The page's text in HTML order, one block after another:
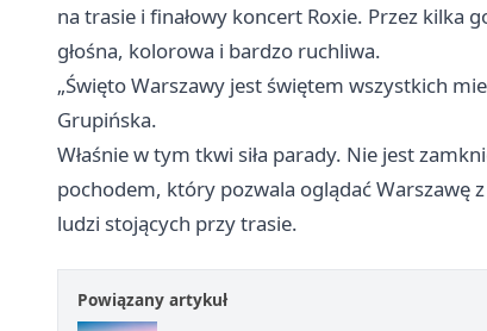
na trasie i finałowy koncert Roxie. Przez kilka
głośna, kolorowa i bardzo ruchliwa.
„Święto Warszawy jest świętem wszystkich
Grupińska.
Właśnie w tym tkwi siła parady. Nie jest
pochodem, który pozwala oglądać Warszawę
ludzi stojących przy trasie.
Powiązany artykuł